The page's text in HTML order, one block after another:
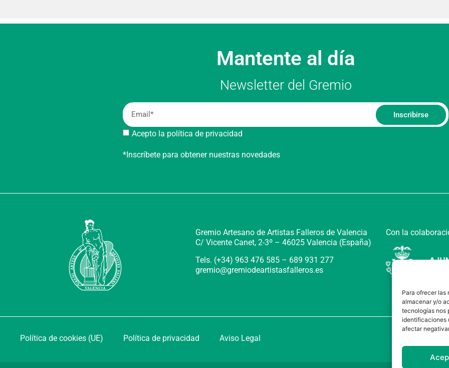
Para ofrecer las
almacenar y/o
tecnologías nos
identificaciones
afectar
Mantente al día
Newsletter del Gremio
Acepto la política de privacidad
Inscribirse
*Inscríbete para obtener nuestras novedades
Gremio Artesano de Artistas Falleros de Valencia
C/ Vicente Canet, 2-3º – 46025 Valencia (España)
Tels. (+34) 963 476 585 – 689 931 277
gremio@gremiodeartistasfalleros.es
Con la
Política de cookies (UE) Política de privacidad Aviso Legal